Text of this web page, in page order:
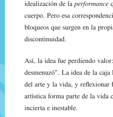
idealización de la performance
cuerpo. Pero esa
bloqueos que surgen en la
discontinuidad.
Así, la idea fue perdiendo
desmenuzó”. La idea de la
del arte y la vida, y reflexionar
artística forma parte de la vida
incierta e inestable.